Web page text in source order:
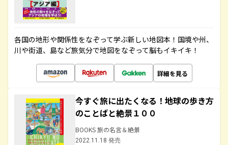
各国の地形や関係性をなぞって学ぶ新しい地図本！国境や州、
川や街道、島など旅気分で地図をなぞって脳もイキイキ！
詳細を見る
今すぐ旅に出たくなる！地球の歩き方
のことばと絶景１００
BOOKS 旅の名言＆絶景
2022.11.18 発売